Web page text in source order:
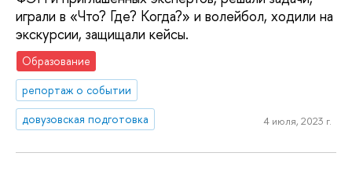
играли в «Что? Где? Когда?» и волейбол, ходили на
экскурсии, защищали кейсы.
Образование
репортаж о событии
довузовская подготовка
4 июля, 2023 г.